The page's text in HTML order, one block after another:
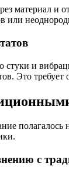
материал и
или
и
Это
с